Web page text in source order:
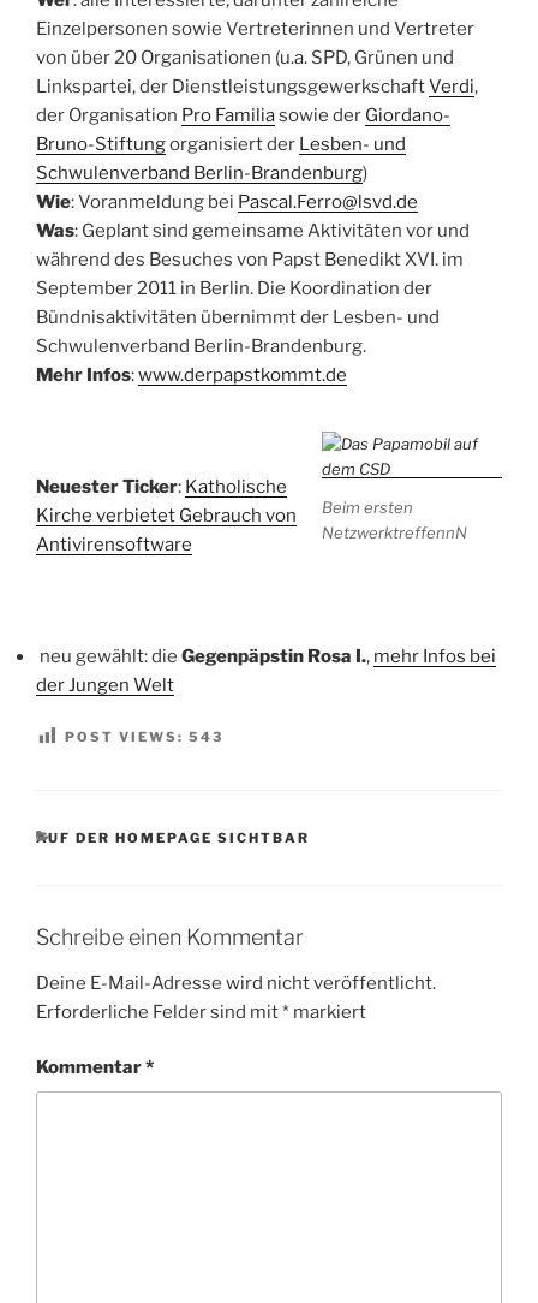
Einzelpersonen sowie Vertreterinnen und Vertreter
von über 20 Organisationen (u.a. SPD, Grünen und
Linkspartei, der DienstleistungsgewerkschaftVerdi,
der Organisation Pro Familiasowie der Giordano-
Bruno-Stiftungorganisiert der Lesben- und
Schwulenverband Berlin-Brandenburg)
Wie: Voranmeldung bei Pascal.Ferro@lsvd.de
Was: Geplant sind gemeinsame Aktivitäten vor und
während des Besuches von Papst Benedikt XVI. im
September 2011 in Berlin. Die Koordination der
Bündnisaktivitäten übernimmt der Lesben- und
Schwulenverband Berlin-Brandenburg.
Mehr Infos:www.derpapstkommt.de
Beim ersten
NetzwerktreffennN
Neuester Ticker: Katholische
Kirche verbietet Gebrauch von
Antivirensoftware
neu gewählt: die Gegenpäpstin Rosa I., mehr Infos bei
der Jungen Welt
POST VIEWS: 543
KATEGORIEN
AUF DER HOMEPAGE SICHTBAR
Schreibe einen Kommentar
Deine E-Mail-Adresse wird nicht veröffentlicht.
Erforderliche Felder sind mit* markiert
Kommentar*